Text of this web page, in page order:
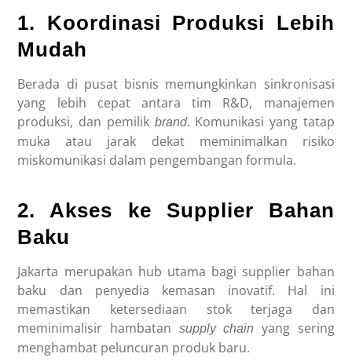
1. Koordinasi Produksi Lebih
Mudah
Berada di pusat bisnis memungkinkan sinkronisasi
yang lebih cepat antara tim R&D, manajemen
produksi, dan pemilik brand. Komunikasi yang tatap
muka atau jarak dekat meminimalkan risiko
miskomunikasi dalam pengembangan formula.
2. Akses ke Supplier Bahan
Baku
Jakarta merupakan hub utama bagi supplier bahan
baku dan penyedia kemasan inovatif. Hal ini
memastikan ketersediaan stok terjaga dan
meminimalisir hambatan
supply chain yang sering
menghambat peluncuran produk baru.